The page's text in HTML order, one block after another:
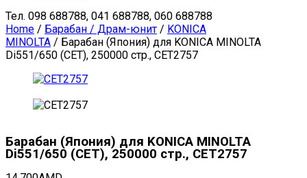
Тел. 098 688788, 041 688788, 060 688788
Home / Барабан / Драм-юнит / KONICA
MINOLTA / Барабан (Япония) для KONICA MINOLTA
Di551/650 (CET), 250000 стр., CET2757
Барабан (Япония) для KONICA MINOLTA
Di551/650 (CET), 250000 стр., CET2757